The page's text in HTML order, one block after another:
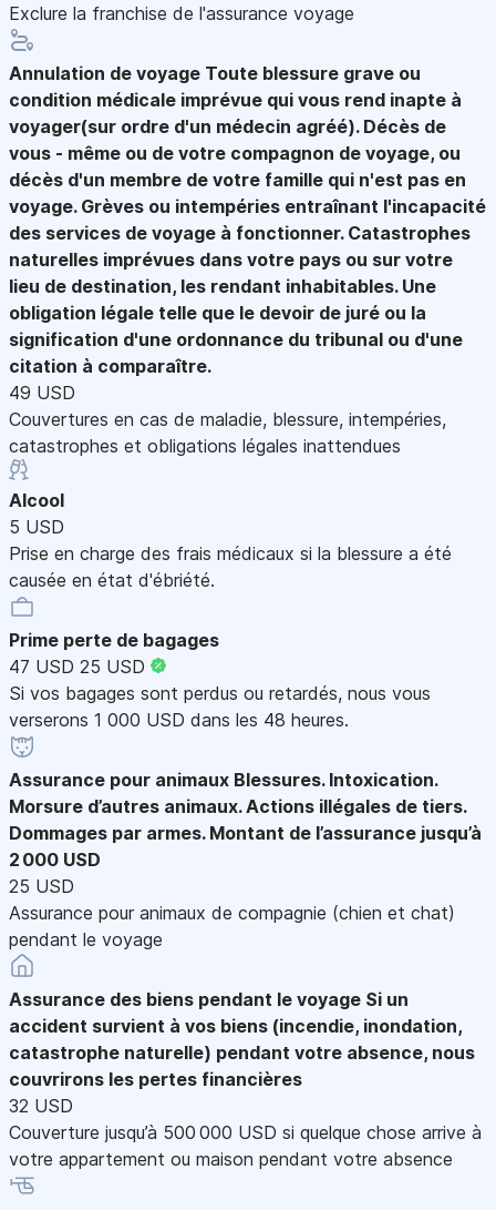
Exclure la franchise de l'assurance voyage
Annulation de voyage Toute blessure grave ou
condition médicale imprévue qui vous rend inapte à
voyager(sur ordre d'un médecin agréé). Décès de
vous - même ou de votre compagnon de voyage, ou
décès d'un membre de votre famille qui n'est pas en
voyage. Grèves ou intempéries entraînant l'incapacité
des services de voyage à fonctionner. Catastrophes
naturelles imprévues dans votre pays ou sur votre
lieu de destination, les rendant inhabitables. Une
obligation légale telle que le devoir de juré ou la
signification d'une ordonnance du tribunal ou d'une
citation à comparaître.
49 USD
Couvertures en cas de maladie, blessure, intempéries,
catastrophes et obligations légales inattendues
Alcool
5 USD
Prise en charge des frais médicaux si la blessure a été
causée en état d'ébriété.
Prime perte de bagages
47 USD 25 USD
Si vos bagages sont perdus ou retardés, nous vous
verserons 1 000 USD dans les 48 heures.
Assurance pour animaux Blessures. Intoxication.
Morsure d’autres animaux. Actions illégales de tiers.
Dommages par armes. Montant de l’assurance jusqu’à
2 000 USD
25 USD
Assurance pour animaux de compagnie (chien et chat)
pendant le voyage
Assurance des biens pendant le voyage Si un
accident survient à vos biens (incendie, inondation,
catastrophe naturelle) pendant votre absence, nous
couvrirons les pertes financières
32 USD
Couverture jusqu’à 500 000 USD si quelque chose arrive à
votre appartement ou maison pendant votre absence